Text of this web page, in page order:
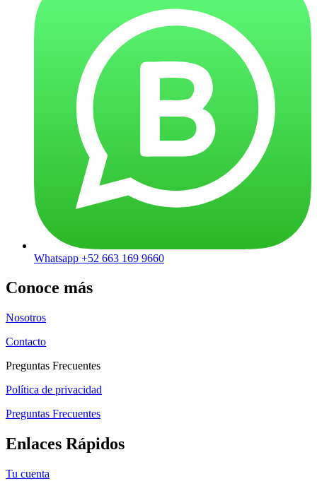
Whatsapp +52 663 169 9660
Conoce más
Nosotros
Contacto
Preguntas Frecuentes
Política de privacidad
Preguntas Frecuentes
Enlaces Rápidos
Tu cuenta